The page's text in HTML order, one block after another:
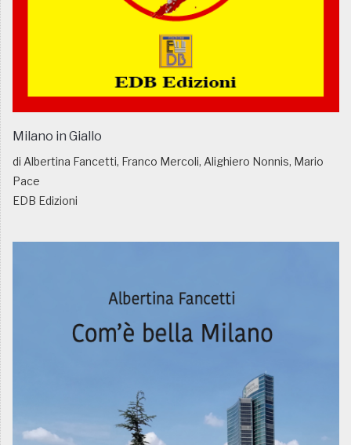
Milano in Giallo
di Albertina Fancetti, Franco Mercoli, Alighiero Nonnis, Mario
Pace
EDB Edizioni